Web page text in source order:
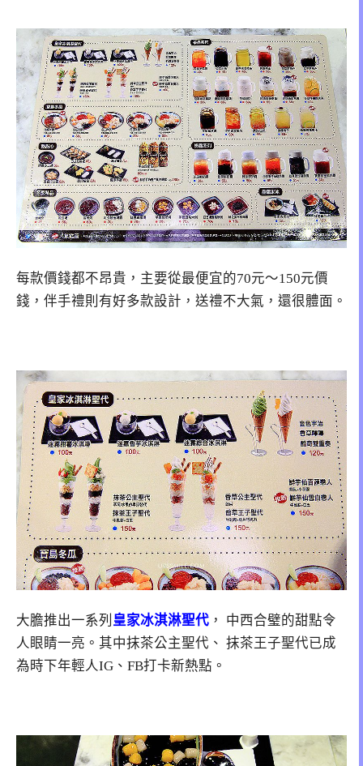
每款價錢都不昂貴，主要從最便宜的70元～150元價
錢，伴手禮則有好多款設計，送禮不大氣，還很體面。
大膽推出一系列 皇家冰淇淋聖代 ， 中西合璧的甜點令
人眼睛一亮。其中抹茶公主聖代、 抹茶王子聖代已成
為時下年輕人IG、FB打卡新熱點。